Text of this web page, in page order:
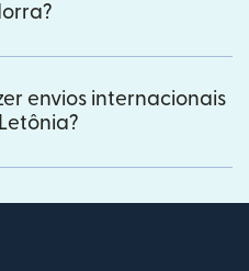
envios internacionais